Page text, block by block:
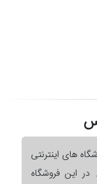
های اینترنتی
این فروشگاه